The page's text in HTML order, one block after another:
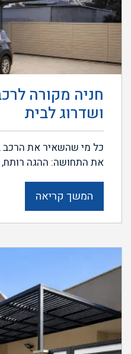
חניה מקורה
ושדרוג לבית
כל מי שהשאיר את הרכב
את התחושה: ההגה רותח,
המשך קריאה